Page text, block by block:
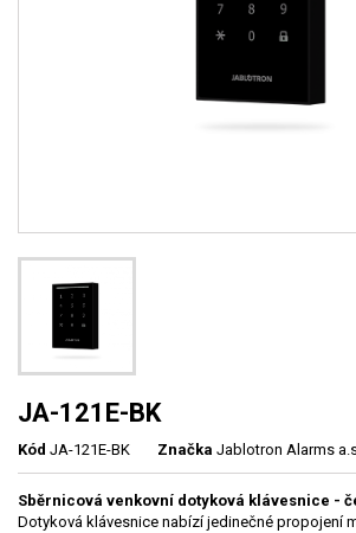
JA-121E-BK
Kód JA-121E-BK Značka Jablotron Alarms
Sběrnicová venkovní d otyková klávesnice -
Dotyková klávesnice nabízí jedinečné propojení